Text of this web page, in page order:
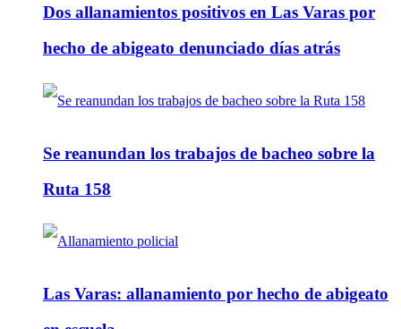
Dos allanamientos positivos en Las Varas por
hecho de abigeato denunciado días atrás
Se reanundan los trabajos de bacheo sobre la
Ruta 158
Las Varas: allanamiento por hecho de abigeato